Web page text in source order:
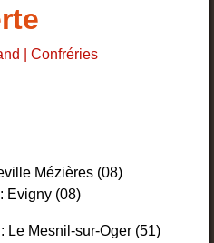
Confréries
Mézières (08)
: Evigny (08)
: Le Mesnil-sur-Oger (51)